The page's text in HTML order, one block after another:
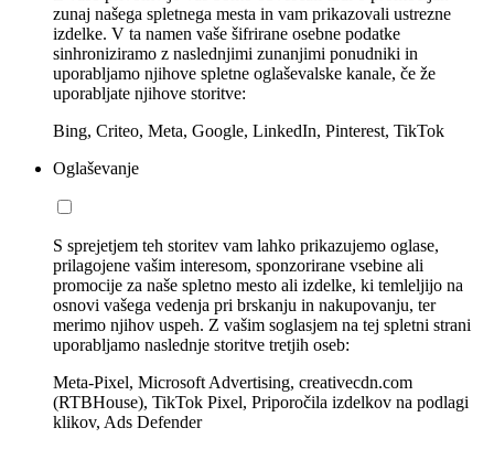
zunaj našega spletnega mesta in vam prikazovali ustrezne
izdelke. V ta namen vaše šifrirane osebne podatke
sinhroniziramo z naslednjimi zunanjimi ponudniki in
uporabljamo njihove spletne oglaševalske kanale, če že
uporabljate njihove storitve:
Bing, Criteo, Meta, Google, LinkedIn, Pinterest, TikTok
Oglaševanje
S sprejetjem teh storitev vam lahko prikazujemo oglase,
prilagojene vašim interesom, sponzorirane vsebine ali
promocije za naše spletno mesto ali izdelke, ki temleljijo na
osnovi vašega vedenja pri brskanju in nakupovanju, ter
merimo njihov uspeh. Z vašim soglasjem na tej spletni strani
uporabljamo naslednje storitve tretjih oseb:
Meta-Pixel, Microsoft Advertising, creativecdn.com
(RTBHouse), TikTok Pixel, Priporočila izdelkov na podlagi
klikov, Ads Defender